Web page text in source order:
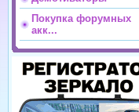
Покупка форумных
акк...